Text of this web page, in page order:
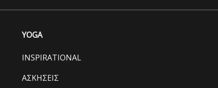
YOGA
INSPIRATIONAL
ΑΣΚΗΣΕΙΣ